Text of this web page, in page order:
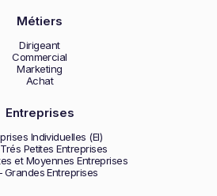
Métiers
Dirigeant
Commercial
Marketing
Achat
Entreprises
Individuelles (EI)
Petites Entreprises
et Moyennes Entreprises
Grandes Entreprises